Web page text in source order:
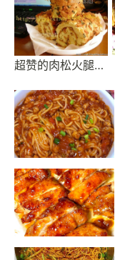
超赞的肉松火腿蛋糕卷